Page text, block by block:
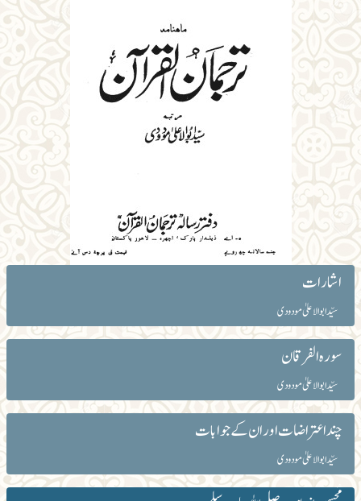
اشارات
سیّد ابوالاعلیٰ مودودی
سورہ الفرقان
سیّد ابوالاعلیٰ مودودی
چند اعتراضات اور ان کے جوابات
سیّد ابوالاعلیٰ مودودی